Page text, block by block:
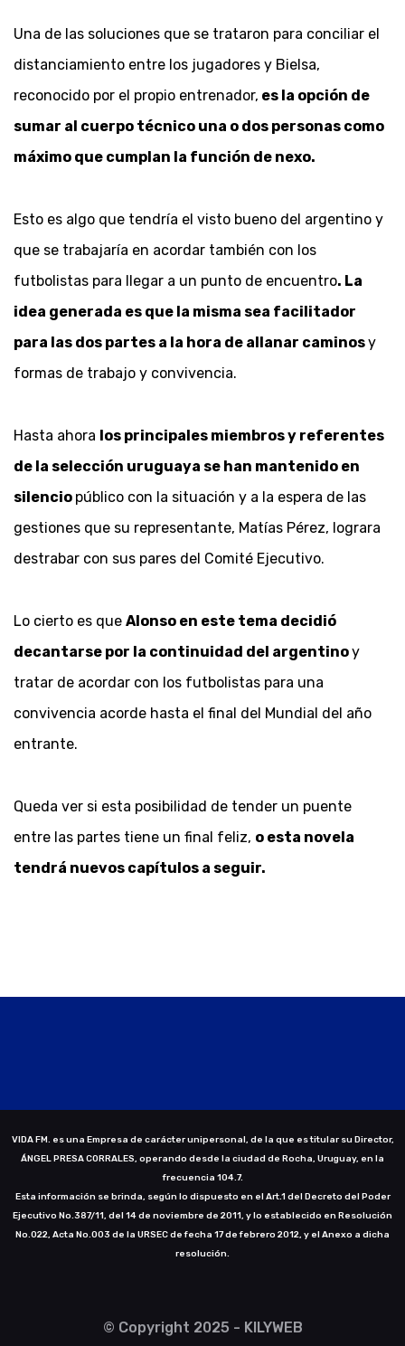
Una de las soluciones que se trataron para conciliar el
distanciamiento entre los jugadores y Bielsa,
reconocido por el propio entrenador, es la opción de
sumar al cuerpo técnico una o dos personas como
máximo que cumplan la función de nexo.
Esto es algo que tendría el visto bueno del argentino y
que se trabajaría en acordar también con los
futbolistas para llegar a un punto de encuentro. La
idea generada es que la misma sea facilitador
para las dos partes a la hora de allanar caminosy
formas de trabajo y convivencia.
Hasta ahora los principales miembros y referentes
de la selección uruguaya se han mantenido en
silencio público con la situación y a la espera de las
gestiones que su representante, Matías Pérez, lograra
destrabar con sus pares del Comité Ejecutivo.
Lo cierto es que Alonso en este tema decidió
decantarse por la continuidad del argentinoy
tratar de acordar con los futbolistas para una
convivencia acorde hasta el final del Mundial del año
entrante.
Queda ver si esta posibilidad de tender un puente
entre las partes tiene un final feliz, o esta novela
tendrá nuevos capítulos a seguir.
VIDA FM. es una Empresa de carácter unipersonal, de la que es titular su Director,
ÁNGEL PRESA CORRALES, operando desde la ciudad de Rocha, Uruguay, en la
frecuencia 104.7.
Esta información se brinda, según lo dispuesto en el Art.1 del Decreto del Poder
Ejecutivo No.387/11, del 14 de noviembre de 2011, y lo establecido en Resolución
No.022, Acta No.003 de la URSEC de fecha 17 de febrero 2012, y el Anexo a dicha
resolución.
© Copyright 2025 - KILYWEB